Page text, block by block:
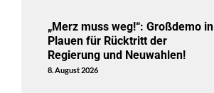
„Merz muss weg!“: Großdemo in
Plauen für Rücktritt der
Regierung und Neuwahlen!
8. August 2026